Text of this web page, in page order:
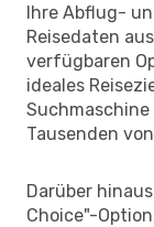
Ihre Abflug-
Reisedaten
verfügbaren
ideales
Tausenden
Darüber
Choice"-